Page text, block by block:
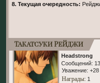
8. Текущая очередность:
Такатсуки Рейджи
Headstrong
Сообщений:
Уважение: +28
Награды: 1